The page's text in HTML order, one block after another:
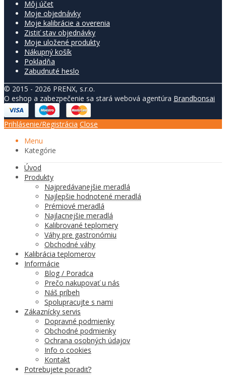
Môj účet
Moje objednávky
Moje kalibrácie a overenia
Zistiť stav objednávky
Moje uložené produkty
Nákupný košík
Pokladňa
Zabudnuté heslo
© 2015 - 2026 PRENX, s.r.o.
O eshop a zabezpečenie sa stará webová agentúra Brandbonsai
Prihlásenie/Registrácia Close
Menu
Kategórie
Úvod
Produkty
Najpredávanejšie meradlá
Najlepšie hodnotené meradlá
Prémiové meradlá
Najlacnejšie meradlá
Kalibrované teplomery
Váhy pre gastronómiu
Obchodné váhy
Kalibrácia teplomerov
Informácie
Blog / Poradca
Prečo nakupovať u nás
Náš príbeh
Spolupracujte s nami
Zákaznícky servis
Dopravné podmienky
Obchodné podmienky
Ochrana osobných údajov
Info o cookies
Kontakt
Potrebujete poradiť?